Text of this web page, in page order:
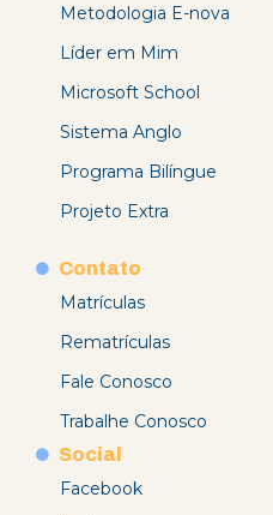
Metodologia E-nova
Líder em Mim
Microsoft School
Sistema Anglo
Programa Bilíngue
Projeto Extra
Contato
Matrículas
Rematrículas
Fale Conosco
Trabalhe Conosco
Social
Facebook